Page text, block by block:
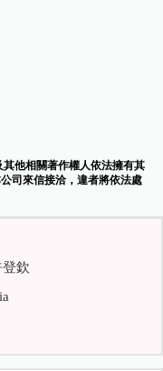
他相關著作權人依法擁有其
司來信接洽，違者將依法處
登欽